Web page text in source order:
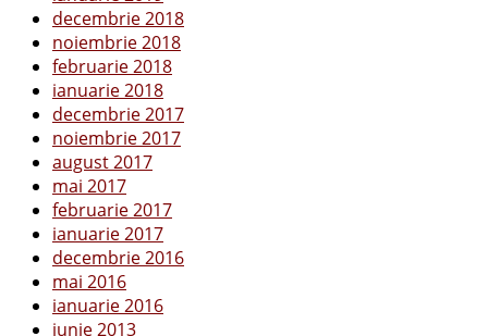
decembrie 2018
noiembrie 2018
februarie 2018
ianuarie 2018
decembrie 2017
noiembrie 2017
august 2017
mai 2017
februarie 2017
ianuarie 2017
decembrie 2016
mai 2016
ianuarie 2016
iunie 2013